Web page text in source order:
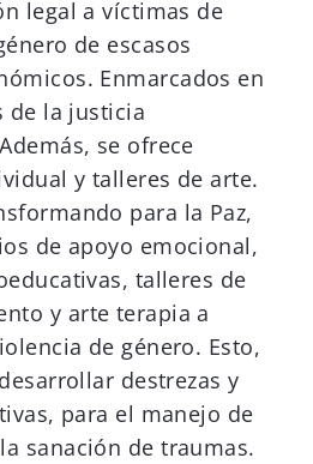
legal a víctimas de
de escasos
Enmarcados en
de la justicia
se ofrece
y talleres de arte.
para la Paz,
de apoyo emocional,
talleres de
y arte terapia a
de género. Esto,
destrezas y
para el manejo de
sanación de traumas.